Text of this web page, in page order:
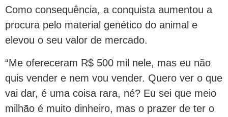
Como consequência, a conquista aumentou a
procura pelo material genético do animal e
elevou o seu valor de mercado.
“Me ofereceram R$ 500 mil nele, mas eu não
quis vender e nem vou vender. Quero ver o que
vai dar, é uma coisa rara, né? Eu sei que meio
milhão é muito dinheiro, mas o prazer de ter o